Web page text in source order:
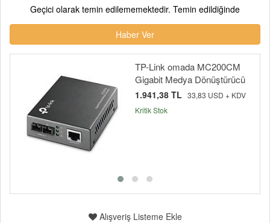
Geçici olarak temin edilememektedir. Temin edildiğinde
Haber Ver
TP-Link omada MC200CM
Gigabit Medya Dönüştürücü
1.941,38 TL 33,83 USD + KDV
Kritik Stok
Alışveriş Listeme Ekle